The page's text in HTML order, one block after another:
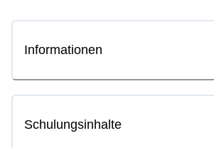
Informationen
Schulungsinhalte